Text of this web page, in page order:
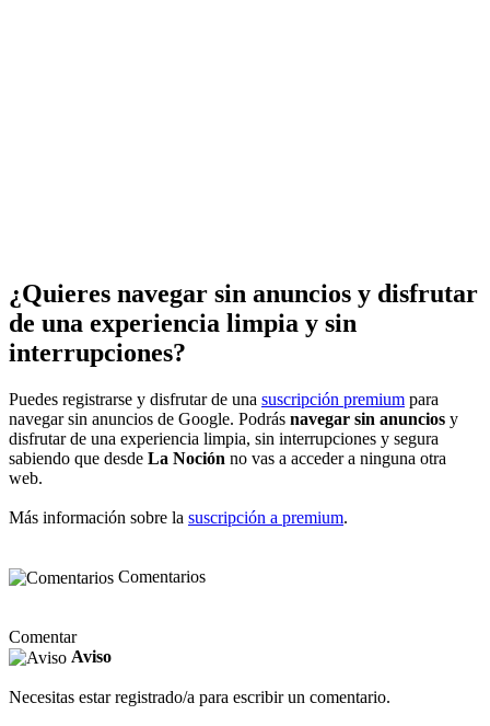
¿Quieres navegar sin anuncios y disfrutar
de una experiencia limpia y sin
interrupciones?
Puedes registrarse y disfrutar de una suscripción premium para
navegar sin anuncios de Google. Podrás navegar sin anuncios y
disfrutar de una experiencia limpia, sin interrupciones y segura
sabiendo que desde La Noción no vas a acceder a ninguna otra
web.
Más información sobre la suscripción a premium.
Comentarios
Comentar
Aviso
Necesitas estar registrado/a para escribir un comentario.